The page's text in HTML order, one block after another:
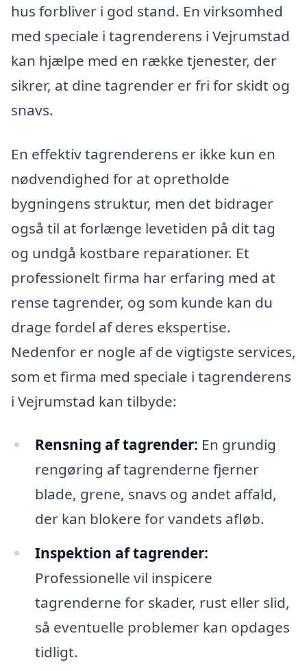
hus forbliver i god stand. En virksomhed
med speciale i tagrenderens i Vejrumstad
kan hjælpe med en række tjenester, der
sikrer, at dine tagrender er fri for skidt og
snavs.
En effektiv tagrenderens er ikke kun en
nødvendighed for at opretholde
bygningens struktur, men det bidrager
også til at forlænge levetiden på dit tag
og undgå kostbare reparationer. Et
professionelt firma har erfaring med at
rense tagrender, og som kunde kan du
drage fordel af deres ekspertise.
Nedenfor er nogle af de vigtigste services,
som et firma med speciale i tagrenderens
i Vejrumstad kan tilbyde:
Rensning af tagrender: En grundig
rengøring af tagrenderne fjerner
blade, grene, snavs og andet affald,
der kan blokere for vandets afløb.
Inspektion af tagrender:
Professionelle vil inspicere
tagrenderne for skader, rust eller slid,
så eventuelle problemer kan opdages
tidligt.